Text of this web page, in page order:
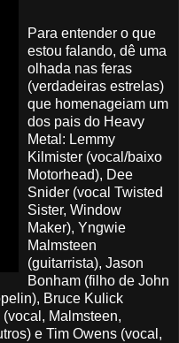
Para entender o que
estou falando, dê uma
olhada nas feras
(verdadeiras estrelas)
que homenageiam um
dos pais do Heavy
Metal: Lemmy
Kilmister (vocal/baixo
Motorhead), Dee
Snider (vocal Twisted
Sister, Window
Maker), Yngwie
Malmsteen
(guitarrista), Jason
Bonham (filho de John
Bruce Kulick
Malmsteen,
e Tim Owens (vocal,